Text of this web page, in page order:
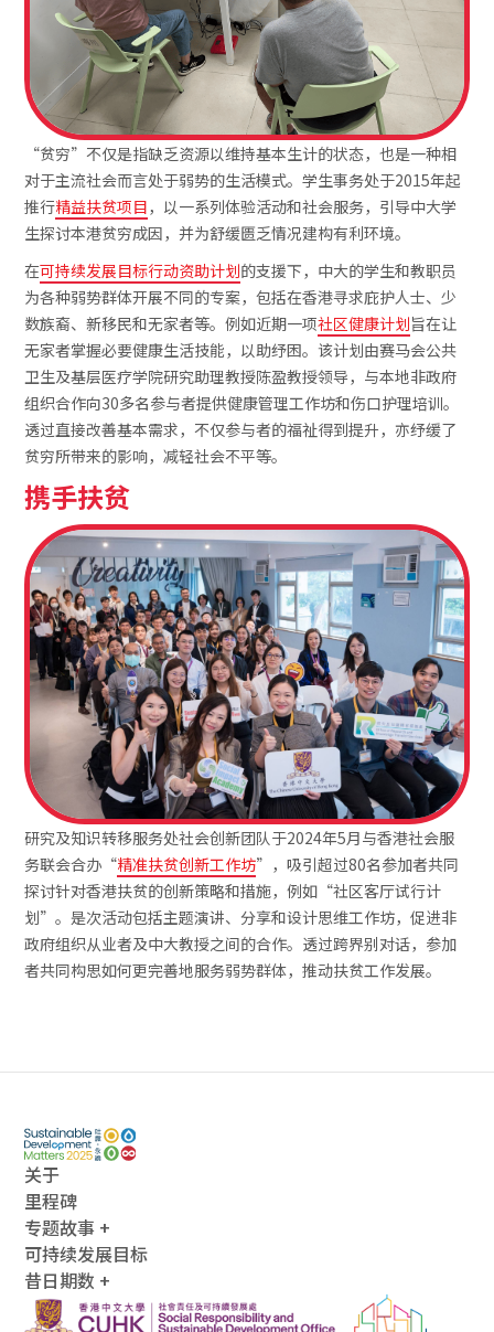
“贫穷”不仅是指缺乏资源以维持基本生计的状态，也是一种相
对于主流社会而言处于弱势的生活模式。学生事务处于2015年起
推行精益扶贫项目，以一系列体验活动和社会服务，引导中大学
生探讨本港贫穷成因，并为舒缓匮乏情况建构有利环境。
在可持续发展目标行动资助计划的支援下，中大的学生和教职员
为各种弱势群体开展不同的专案，包括在香港寻求庇护人士、少
数族裔、新移民和无家者等。例如近期一项社区健康计划旨在让
无家者掌握必要健康生活技能，以助纾困。该计划由赛马会公共
卫生及基层医疗学院研究助理教授陈盈教授领导，与本地非政府
组织合作向30多名参与者提供健康管理工作坊和伤口护理培训。
透过直接改善基本需求，不仅参与者的福祉得到提升，亦纾缓了
贫穷所带来的影响，减轻社会不平等。
携手扶贫
研究及知识转移服务处社会创新团队于2024年5月与香港社会服
务联会合办“精准扶贫创新工作坊”，吸引超过80名参加者共同
探讨针对香港扶贫的创新策略和措施，例如“社区客厅试行计
划”。是次活动包括主题演讲、分享和设计思维工作坊，促进非
政府组织从业者及中大教授之间的合作。透过跨界别对话，参加
者共同构思如何更完善地服务弱势群体，推动扶贫工作发展。
关于
里程碑
专题故事 +
可持续发展目标
昔日期数 +